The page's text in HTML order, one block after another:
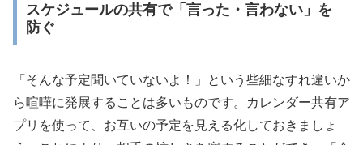
スケジュールの共有で「言った・言わない」を
防ぐ
「そんな予定聞いていないよ！」という些細なすれ違いか
ら喧嘩に発展することは多いものです。カレンダー共有ア
プリを使って、お互いの予定を見える化しておきましょ